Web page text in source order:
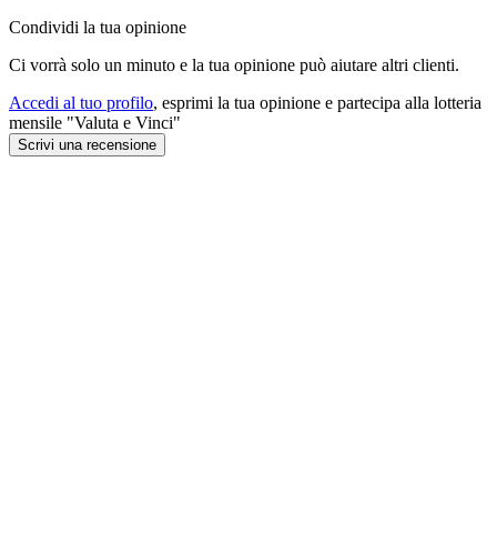
Condividi la tua opinione
Ci vorrà solo un minuto e la tua opinione può aiutare altri clienti.
Accedi al tuo profilo, esprimi la tua opinione e partecipa alla lotteria
mensile "Valuta e Vinci"
Scrivi una recensione